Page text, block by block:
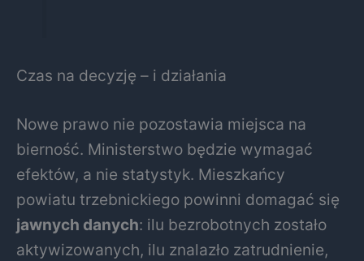
Czas na decyzję – i działania
Nowe prawo nie pozostawia miejsca na
bierność. Ministerstwo będzie wymagać
efektów, a nie statystyk. Mieszkańcy
powiatu trzebnickiego powinni domagać się
jawnych danych: ilu bezrobotnych zostało
aktywizowanych, ilu znalazło zatrudnienie,